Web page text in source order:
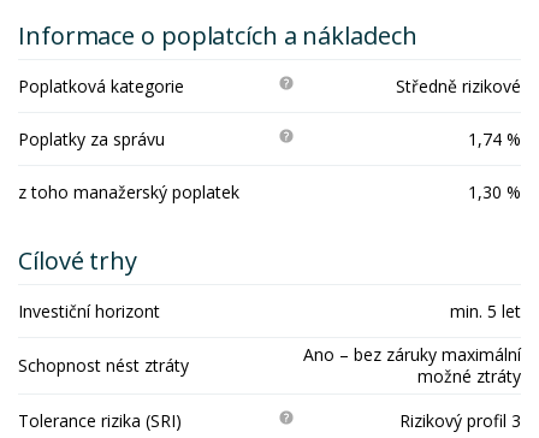
Informace o poplatcích a nákladech
Poplatková kategorie Středně rizikové
Poplatky za správu 1,74 %
z toho manažerský poplatek 1,30 %
Cílové trhy
Investiční horizont min. 5 let
Schopnost nést ztráty
Ano – bez záruky maximální
možné ztráty
Tolerance rizika (SRI)
Rizikový profil 3